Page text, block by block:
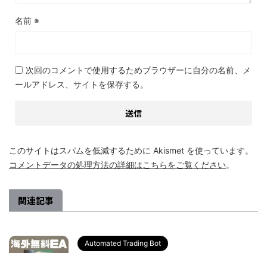
名前 ※
次回のコメントで使用するためブラウザーに自分の名前、メ
ールアドレス、サイトを保存する。
このサイトはスパムを低減するために Akismet を使っています。
コメントデータの処理方法の詳細はこちらをご覧ください。
関連記事
Automated Trading Bot